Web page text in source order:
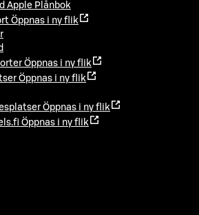
Apple Plånbok
Öppnas i ny flik
Öppnas i ny flik
Öppnas i ny flik
Öppnas i ny flik
Öppnas i ny flik